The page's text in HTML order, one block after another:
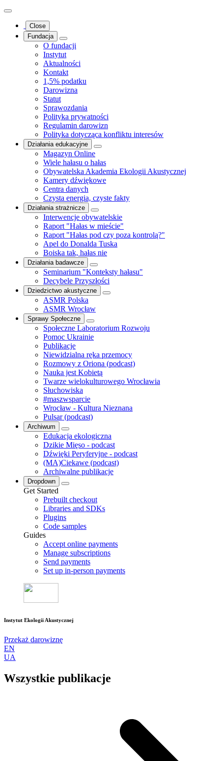
Close
Fundacja
O fundacji
Instytut
Aktualności
Kontakt
1,5% podatku
Darowizna
Statut
Sprawozdania
Polityka prywatności
Regulamin darowizn
Polityka dotycząca konfliktu interesów
Działania edukacyjne
Magazyn Online
Wiele hałasu o hałas
Obywatelska Akademia Ekologii Akustycznej
Kamery dźwiękowe
Centra danych
Czysta energia, czyste fakty
Działania strażnicze
Interwencje obywatelskie
Raport "Hałas w mieście"
Raport "Hałas pod czy poza kontrolą?"
Apel do Donalda Tuska
Boiska tak, hałas nie
Działania badawcze
Seminarium "Konteksty hałasu"
Decybele Przyszłości
Dziedzictwo akustyczne
ASMR Polska
ASMR Wrocław
Sprawy Społeczne
Społeczne Laboratorium Rozwoju
Pomoc Ukrainie
Publikacje
Niewidzialna ręka przemocy
Rozmowy z Oriona (podcast)
Nauka jest Kobietą
Twarze wielokulturowego Wrocławia
Słuchowiska
#maszwsparcie
Wrocław - Kultura Nieznana
Pulsar (podcast)
Archiwum
Edukacja ekologiczna
Dzikie Mięso - podcast
Dźwięki Peryferyjne - podcast
(MA)Ciekawe (podcast)
Archiwalne publikacje
Dropdown
Get Started
Prebuilt checkout
Libraries and SDKs
Plugins
Code samples
Guides
Accept online payments
Manage subscriptions
Send payments
Set up in-person payments
Instytut Ekologii Akustycznej
Przekaż darowiznę
EN
UA
Wszystkie publikacje